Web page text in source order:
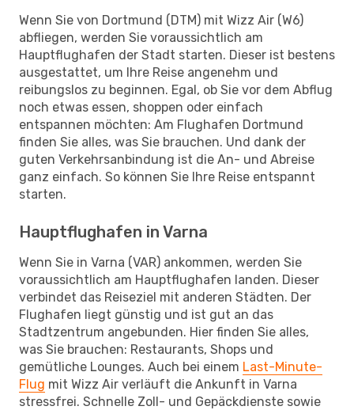
Wenn Sie von Dortmund (DTM) mit Wizz Air (W6)
abfliegen, werden Sie voraussichtlich am
Hauptflughafen der Stadt starten. Dieser ist bestens
ausgestattet, um Ihre Reise angenehm und
reibungslos zu beginnen. Egal, ob Sie vor dem Abflug
noch etwas essen, shoppen oder einfach
entspannen möchten: Am Flughafen Dortmund
finden Sie alles, was Sie brauchen. Und dank der
guten Verkehrsanbindung ist die An- und Abreise
ganz einfach. So können Sie Ihre Reise entspannt
starten.
Hauptflughafen in Varna
Wenn Sie in Varna (VAR) ankommen, werden Sie
voraussichtlich am Hauptflughafen landen. Dieser
verbindet das Reiseziel mit anderen Städten. Der
Flughafen liegt günstig und ist gut an das
Stadtzentrum angebunden. Hier finden Sie alles,
was Sie brauchen: Restaurants, Shops und
gemütliche Lounges. Auch bei einem Last-Minute-
Flug mit Wizz Air verläuft die Ankunft in Varna
stressfrei. Schnelle Zoll- und Gepäckdienste sowie